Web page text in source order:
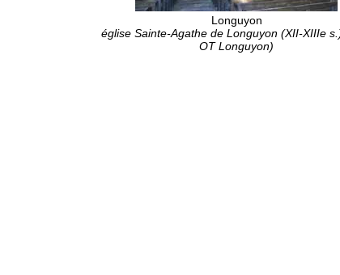
Longuyon
église Sainte-Agathe de Longuyon (XII-XIIIe
OT Longuyon)